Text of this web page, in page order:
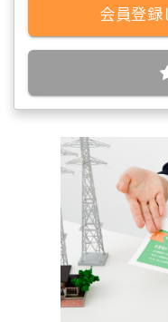
会員登